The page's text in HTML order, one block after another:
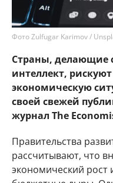
Фото Zulfugar Karimov /
Страны, делающие
интеллект,
экономическую
своей свежей
журнал The
Правительства
рассчитывают, что
экономический рост